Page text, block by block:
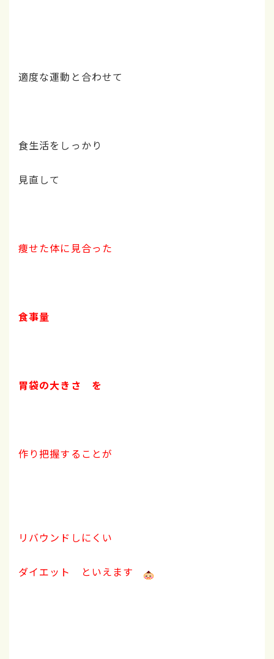
適度な運動と合わせて
食生活をしっかり
見直して
痩せた体に見合った
食事量
胃袋の大きさ を
作り把握することが
リバウンドしにくい
ダイエット といえます